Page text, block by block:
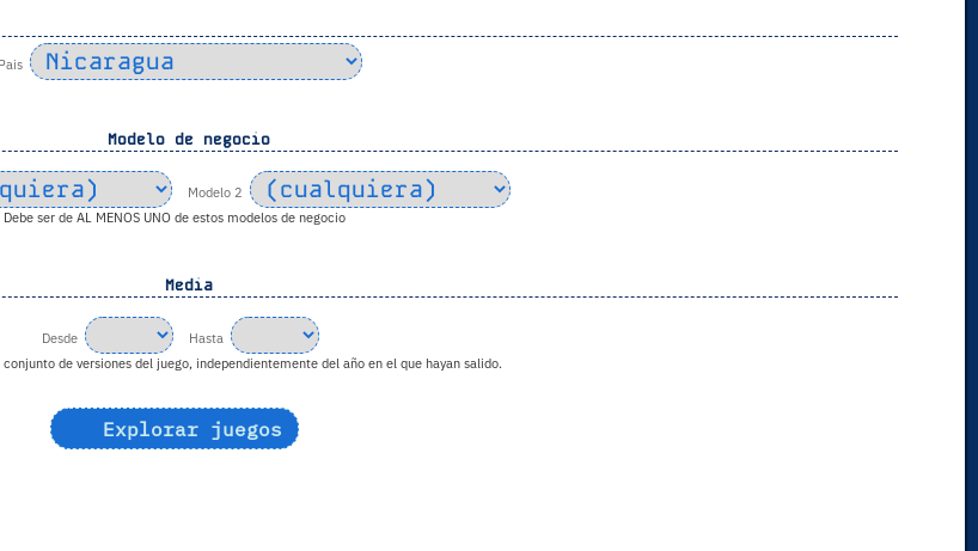
Pais
Modelo de negocio
Modelo 2
Debe ser de AL MENOS UNO de estos modelos de negocio
Media
Desde
Hasta
de versiones del juego, independientemente del año en el que hayan salido.
Explorar juegos